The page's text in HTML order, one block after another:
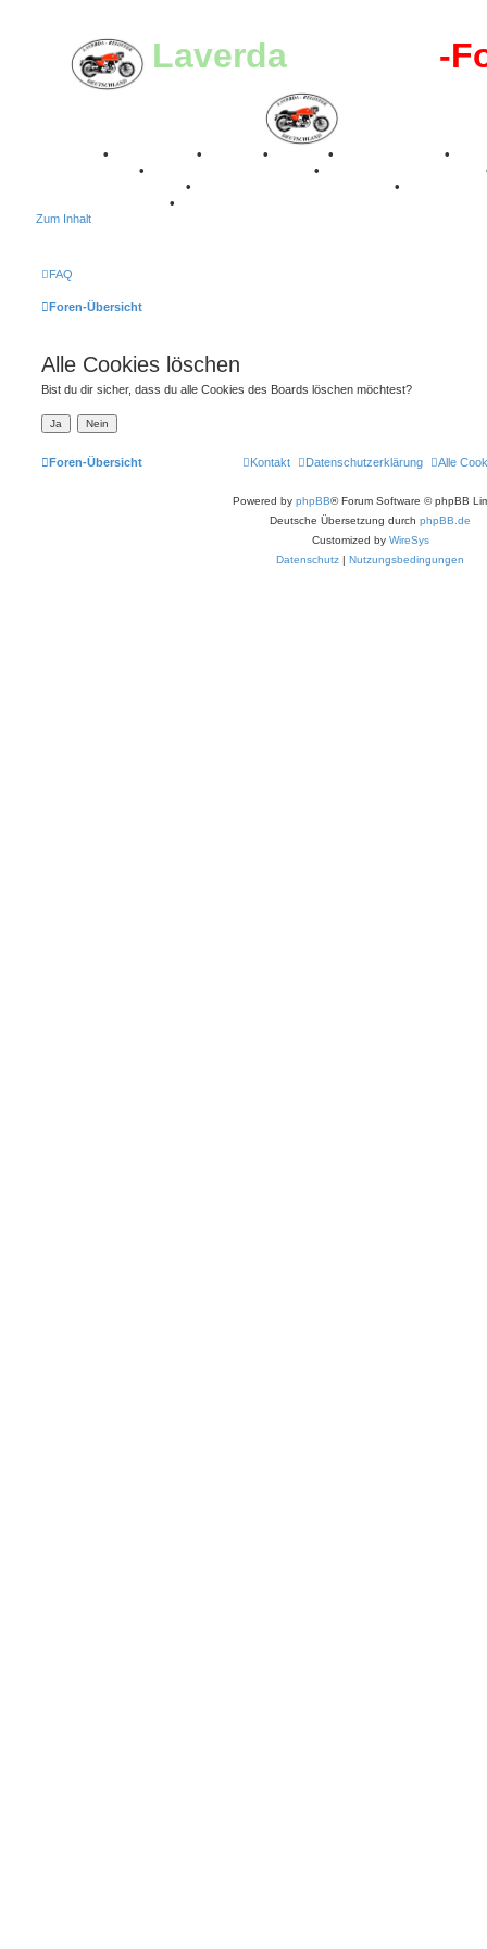
Laverda-Register -
• • • •
•
• •
• •
•
Zum Inhalt
FAQ
Foren-Übersicht
Alle Cookies löschen
Bist du dir sicher, dass du alle Cookies des Boards löschen möchtest?
Foren-Übersicht Alle
Datenschutzerklärung
Kontakt
Powered by phpBB® Forum Software © phpBB
Deutsche Übersetzung durch phpBB.de
Customized by WireSys
Datenschutz
Nutzungsbedingungen